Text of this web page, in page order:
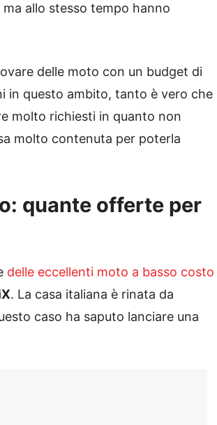
allo stesso tempo hanno
delle moto con un budget di
in questo ambito, tanto è vero che
molto richiesti in quanto non
molto contenuta per poterla
quante offerte per
delle eccellenti moto a basso costo
. La casa italiana è rinata da
caso ha saputo lanciare una